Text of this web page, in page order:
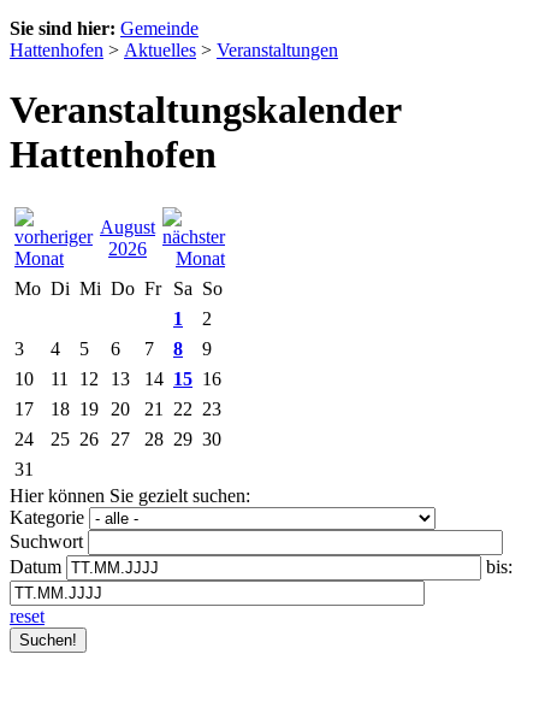
Sie sind hier: Gemeinde
Hattenhofen > Aktuelles > Veranstaltungen
Veranstaltungskalender
Hattenhofen
August
2026
Mo Di Mi Do Fr Sa So
1
2
3
4 5 6 7 8
9
10
11 12 13 14 15 16
17
18 19 20 21 22 23
24
25 26 27 28 29 30
31
Hier können Sie gezielt suchen:
Kategorie
Suchwort
Datum
bis:
reset